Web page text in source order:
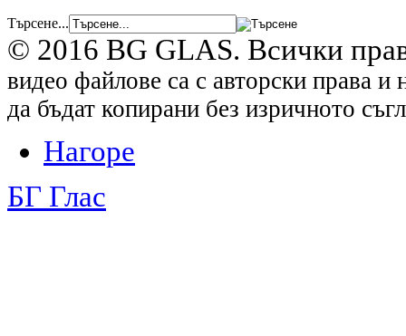
Търсене...
© 2016 BG GLAS. Всички
видео файлове са с авторски права и
да бъдат копирани без изричното
Нагоре
БГ Глас